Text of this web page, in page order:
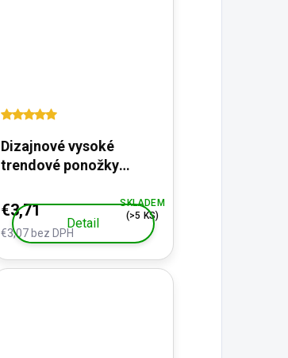
Dizajnové vysoké
trendové ponožky
€3,07 bez DPH
€3,71
SKLADEM
(>5 KS)
Detail